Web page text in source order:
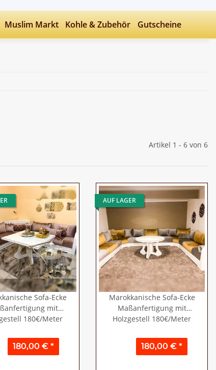
Muslim Markt Kohle & Zubehör Gutscheine
Artikel 1 - 6 von 6
Sofa-Ecke
mit
180€/Meter
180,00 € *
AUF LAGER
Marokkanische Sofa-Ecke
Maßanfertigung mit
Holzgestell 180€/Meter
180,00 € *